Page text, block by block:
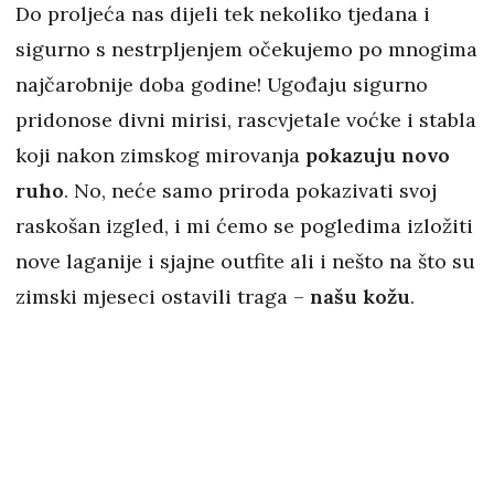
Do proljeća nas dijeli tek nekoliko tjedana i
sigurno s nestrpljenjem očekujemo po mnogima
najčarobnije doba godine! Ugođaju sigurno
pridonose divni mirisi, rascvjetale voćke i stabla
koji nakon zimskog mirovanja pokazuju novo
ruho. No, neće samo priroda pokazivati svoj
raskošan izgled, i mi ćemo se pogledima izložiti
nove laganije i sjajne outfite ali i nešto na što su
zimski mjeseci ostavili traga – našu kožu.